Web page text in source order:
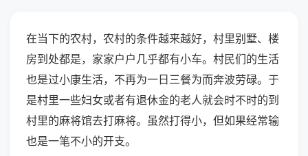
在当下的农村，农村的条件越来越好，村里别墅、楼
房到处都是，家家户户几乎都有小车。村民们的生活
也是过小康生活，不再为一日三餐为而奔波劳碌。于
是村里一些妇女或者有退休金的老人就会时不时的到
村里的麻将馆去打麻将。虽然打得小，但如果经常输
也是一笔不小的开支。